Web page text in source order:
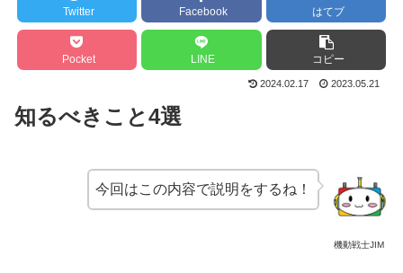
Twitter Facebook はてブ
Pocket LINE コピー
2024.02.17 2023.05.21
知るべきこと4選
機動戦士JIM
今回はこの内容で説明をするね！